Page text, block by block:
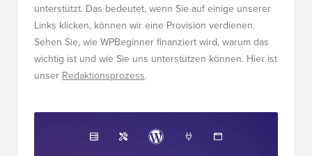
unterstützt. Das bedeutet, wenn Sie auf einige unserer
Links klicken, können wir eine Provision verdienen.
Sehen Sie, wie WPBeginner finanziert wird, warum das
wichtig ist und wie Sie uns unterstützen können. Hier ist
unser Redaktionsprozess.